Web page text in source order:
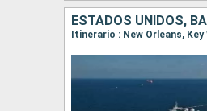
ESTADOS UNIDOS,
Itinerario : New Orleans,